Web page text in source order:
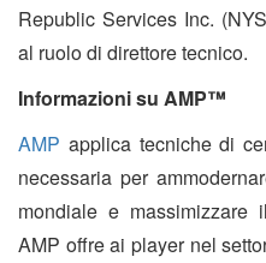
Republic Services Inc.
al ruolo di direttore tecnico.
Informazioni su AMP™
AMP applica tecniche di
necessaria per
mondiale e
AMP offre ai player nel